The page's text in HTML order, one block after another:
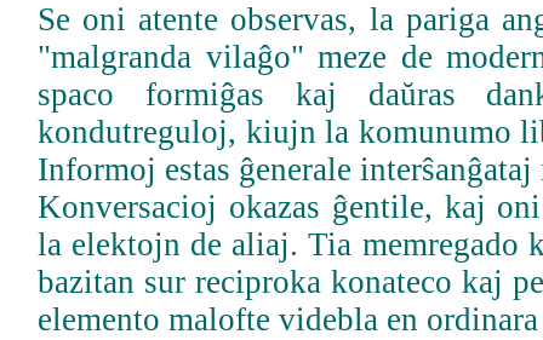
Se oni atente observas, la pariga
"malgranda vilaĝo" meze de
spaco formiĝas kaj daŭras
kondutreguloj, kiujn la komunumo
Informoj estas ĝenerale
Konversacioj okazas ĝentile, kaj
la elektojn de aliaj. Tia memregado
bazitan sur reciproka konateco kaj
elemento malofte videbla en